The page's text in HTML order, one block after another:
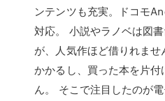
ンテンツも充実。ドコモ
対応。 小説やラノベは図
が、人気作ほど借りれま
かかるし、買った本を片
ん。 そこで注目したのが電